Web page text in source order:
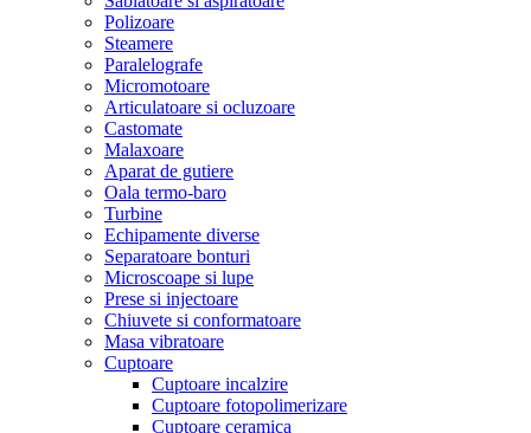
Polizoare
Steamere
Paralelografe
Micromotoare
Articulatoare si ocluzoare
Castomate
Malaxoare
Aparat de gutiere
Oala termo-baro
Turbine
Echipamente diverse
Separatoare bonturi
Microscoape si lupe
Prese si injectoare
Chiuvete si conformatoare
Masa vibratoare
Cuptoare
Cuptoare incalzire
Cuptoare fotopolimerizare
Cuptoare ceramica